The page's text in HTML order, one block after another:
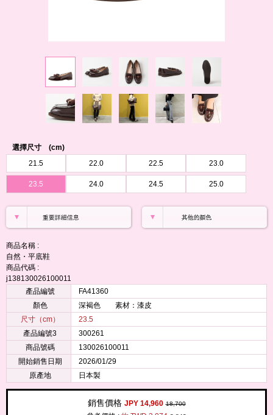
選擇尺寸 (cm)
21.5
22.0 22.5 23.0
23.5 24.0 24.5 25.0
商品名稱 :
自然・平底鞋
商品代碼 :
j138130026100011
產品編號
FA41360
顏色
深褐色 素材：漆皮
尺寸（cm）
23.5
產品編號3
300261
商品號碼
130026100011
開始銷售日期
2026/01/29
原產地
日本製
銷售價格 JPY 14,960 18,700